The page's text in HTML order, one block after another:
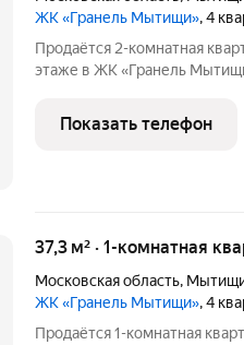
ЖК «Гранель Мытищи», 4
Продаётся 2-комнатная
этаже в ЖК «Гранель Мытищи»
улицу. Современный
комплексного
Показать телефон
37,3 м² · 1-комнатная
Московская область,
ЖК «Гранель Мытищи», 4
Продаётся 1-комнатная